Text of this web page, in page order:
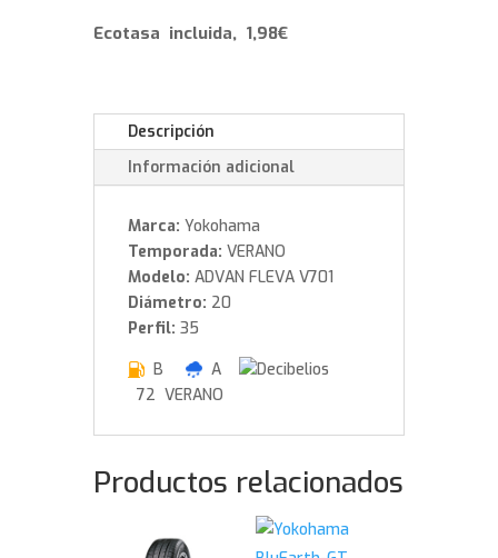
cantidad
Ecotasa incluida, 1,98€
Descripción
Información adicional
Marca: Yokohama
Temporada: VERANO
Modelo: ADVAN FLEVA V701
Diámetro: 20
Perfil: 35
B
A
72 VERANO
Productos relacionados